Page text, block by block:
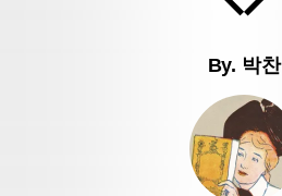
By. 박찬